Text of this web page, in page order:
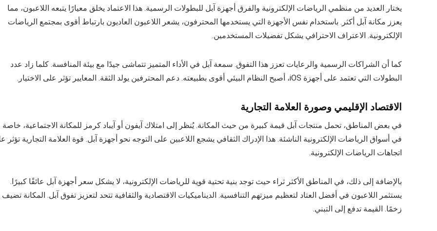
يختار العديد من منظمي الرياضات الإلكترونية والفرق أجهزة آبل للبطولات الرسمية. هذا الاعتماد يخلق معيارًا يتبعه اللاعبون، مما
يعزز مكانة آبل أكثر. باستخدام نفس الأجهزة التي يستخدمها المحترفون، يشعر اللاعبون العاديون بارتباط أقوى بمجتمع الرياضات
الإلكترونية. الاعتراف الاحترافي يشكل تفضيلات المستخدمين.
كما أن الشراكات الرسمية والرعايات تعزز هذا التفوق. سمعة آبل في الأداء المتميز تتماشى جيدًا مع بيئة المنافسة. كلما زاد عدد
البطولات التي تعتمد على أجهزة iOS، أصبح النظام البيئي أقوى بطبيعته. دعم المحترفين يولد الثقة. المعايير تؤثر على الاختيار.
الاقتصاد الإقليمي وصورة العلامة التجارية
في بعض المناطق، تحمل منتجات آبل قيمة كبيرة من حيث المكانة. يُنظر إلى امتلاك آيفون أو آيباد كرمز للمكانة الاجتماعية، خاصة
في أسواق الرياضات الإلكترونية الناشئة. هذا الإدراك الثقافي يشجع اللاعبين على التوجه نحو أجهزة آبل. قوة العلامة التجارية تؤثر
اتجاهات الرياضات الإلكترونية.
بالإضافة إلى ذلك، في المناطق الأكثر ثراء حيث توجد بنية تحتية قوية للرياضات الإلكترونية، لا يشكل سعر أجهزة آبل عائقًا كبيرًا.
يستثمر اللاعبون في أفضل العتاد لتعظيم ميزتهم التنافسية. الديناميكيات الاقتصادية والثقافية تتحد لتعزيز تفوق آبل. المكانة تضيف
زخمًا. القيمة تدفع إلى التبني.